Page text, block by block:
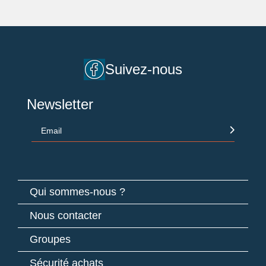
Entrées coupe-file aux 3 musées incluses.
Visite libre réalisable les vendredis.
Suivez-nous
Newsletter
Email
Qui sommes-nous ?
Nous contacter
Groupes
Sécurité achats